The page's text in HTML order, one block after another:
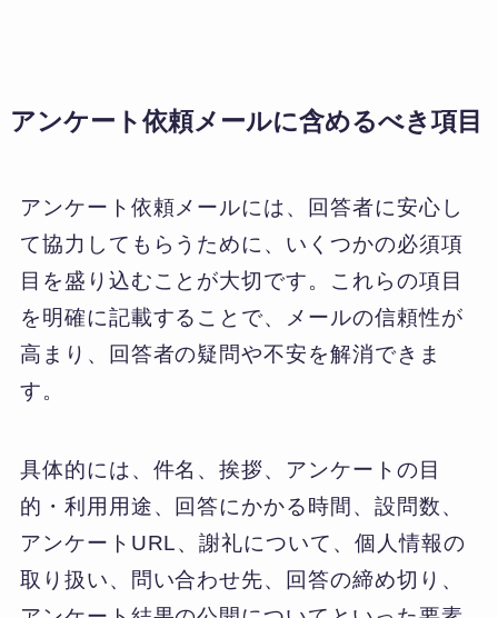
アンケート依頼メールに含めるべき項目
アンケート依頼メールには、回答者に安心し
て協力してもらうために、いくつかの必須項
目を盛り込むことが大切です。これらの項目
を明確に記載することで、メールの信頼性が
高まり、回答者の疑問や不安を解消できま
す。
具体的には、件名、挨拶、アンケートの目
的・利用用途、回答にかかる時間、設問数、
アンケートURL、謝礼について、個人情報の
取り扱い、問い合わせ先、回答の締め切り、